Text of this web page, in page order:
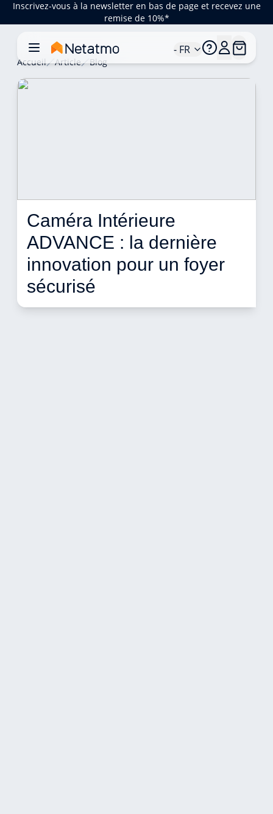
Inscrivez-vous à la newsletter en bas de page et recevez une
remise de 10%*
- FR
Accueil Article Blog
Caméra Intérieure
ADVANCE : la dernière
innovation pour un foyer
sécurisé